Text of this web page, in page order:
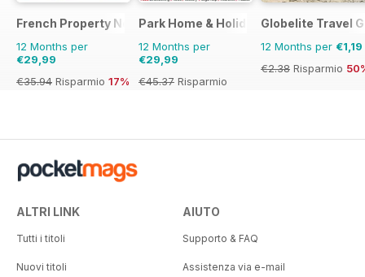
French Property News
12 Months per
€29,99
€35.94 Risparmio 17%
Park Home & Holiday Living
12 Months per
€29,99
€45.37 Risparmio
Globelite Travel
12 Months per €1,19
€2.38 Risparmio
ALTRI LINK
Tutti i titoli
Nuovi titoli
AIUTO
Supporto & FAQ
Assistenza via e-mail